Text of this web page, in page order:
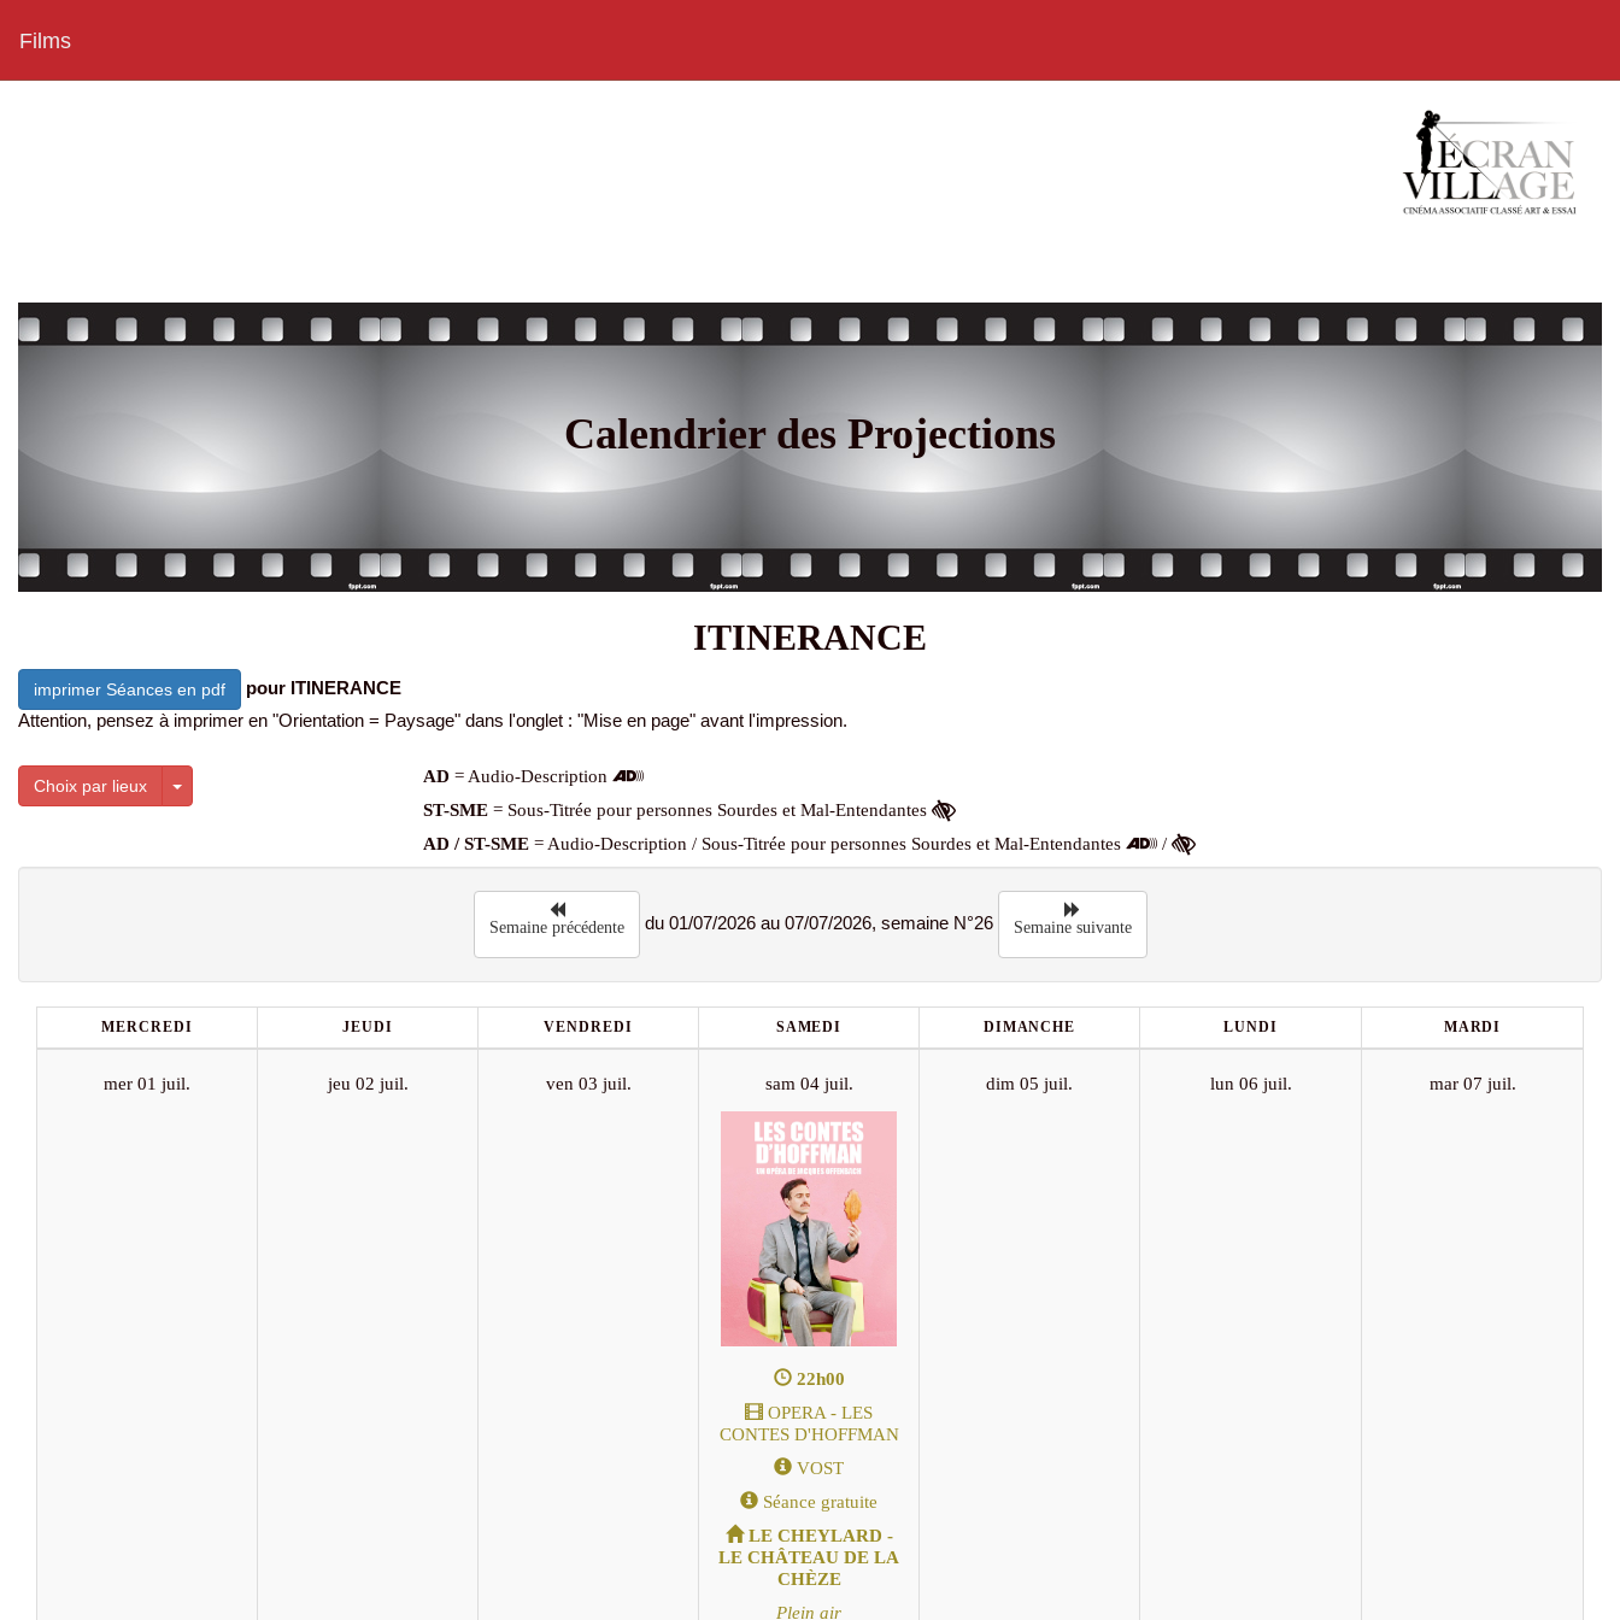
Films
Calendrier des Projections
ITINERANCE
imprimer Séances en pdf
pour ITINERANCE
Attention, pensez à imprimer en "Orientation = Paysage" dans l'onglet : "Mise en page" avant l'impression.
Choix par lieux Toggle Dropdown AD = Audio-Description
ST-SME = Sous-Titrée pour personnes Sourdes et Mal-Entendantes
AD / ST-SME = Audio-Description / Sous-Titrée pour personnes Sourdes et Mal-Entendantes /
Semaine précédente du 01/07/2026 au 07/07/2026, semaine N°26 Semaine suivante
MERCREDI JEUDI VENDREDI SAMEDI DIMANCHE LUNDI MARDI
mer 01 juil. jeu 02 juil. ven 03 juil. sam 04 juil.
22h00
OPERA - LES
CONTES D'HOFFMAN
VOST
Séance gratuite
LE CHEYLARD -
LE CHÂTEAU DE LA
CHÈZE
Plein air
dim 05 juil. lun 06 juil. mar 07 juil.